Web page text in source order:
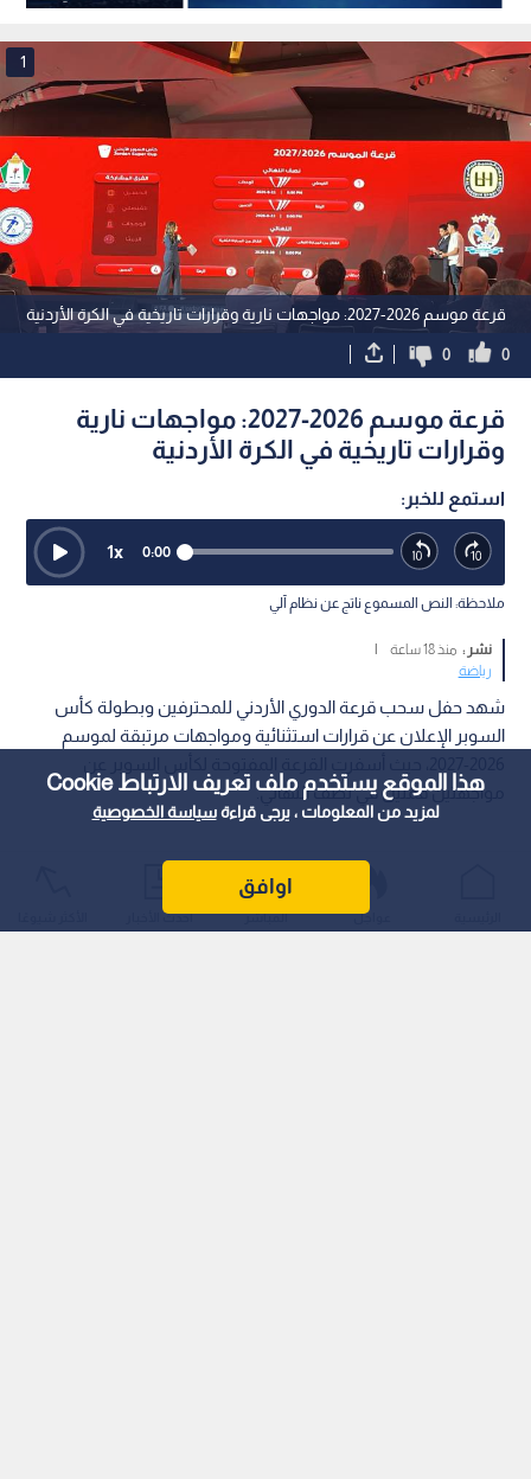
هذا الموقع يستخدم ملف تعريف الارتباط Cookie
لمزيد من المعلومات ، يرجى قراءةسياسة الخصوصية
اوافق
قوية في نسختها الأولى
قرعة موسم 2026-2027: مواجهات نارية وقرارات تاريخية في الكرة الأردنية
1
0
0
قرعة موسم 2026-2027: مواجهات نارية
وقرارات تاريخية في الكرة الأردنية
استمع للخبر:
0:00
1x
ملاحظة: النص المسموع ناتج عن نظام آلي
نشر : منذ 18 ساعة
|
رياضة
شهد حفل سحب قرعة الدوري الأردني للمحترفين وبطولة كأس
السوبر الإعلان عن قرارات استثنائية ومواجهات مرتبقة لموسم
مواجهتين قمتين في نصف النهائي.
عواجل المباشر أحدث الأخبار